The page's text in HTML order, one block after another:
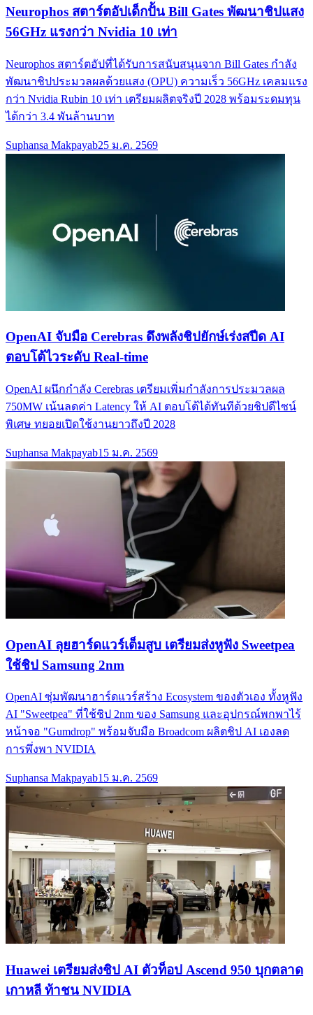
Neurophos สตาร์ตอัปเด็กปั้น Bill Gates พัฒนาชิปแสง
56GHz แรงกว่า Nvidia 10 เท่า
Neurophos สตาร์ตอัปที่ได้รับการสนับสนุนจาก Bill Gates กำลัง
พัฒนาชิปประมวลผลด้วยแสง (OPU) ความเร็ว 56GHz เคลมแรง
กว่า Nvidia Rubin 10 เท่า เตรียมผลิตจริงปี 2028 พร้อมระดมทุน
ได้กว่า 3.4 พันล้านบาท
Suphansa Makpayab25 ม.ค. 2569
OpenAI จับมือ Cerebras ดึงพลังชิปยักษ์เร่งสปีด AI
ตอบโต้ไวระดับ Real-time
OpenAI ผนึกกำลัง Cerebras เตรียมเพิ่มกำลังการประมวลผล
750MW เน้นลดค่า Latency ให้ AI ตอบโต้ได้ทันทีด้วยชิปดีไซน์
พิเศษ ทยอยเปิดใช้งานยาวถึงปี 2028
Suphansa Makpayab15 ม.ค. 2569
OpenAI ลุยฮาร์ดแวร์เต็มสูบ เตรียมส่งหูฟัง Sweetpea
ใช้ชิป Samsung 2nm
OpenAI ซุ่มพัฒนาฮาร์ดแวร์สร้าง Ecosystem ของตัวเอง ทั้งหูฟัง
AI "Sweetpea" ที่ใช้ชิป 2nm ของ Samsung และอุปกรณ์พกพาไร้
หน้าจอ "Gumdrop" พร้อมจับมือ Broadcom ผลิตชิป AI เองลด
การพึ่งพา NVIDIA
Suphansa Makpayab15 ม.ค. 2569
Huawei เตรียมส่งชิป AI ตัวท็อป Ascend 950 บุกตลาด
เกาหลี ท้าชน NVIDIA